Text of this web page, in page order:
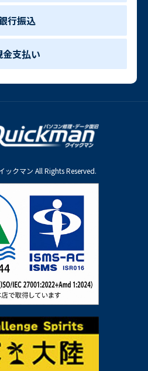
行振込
金支払い
ックマン All Rights Reserved.